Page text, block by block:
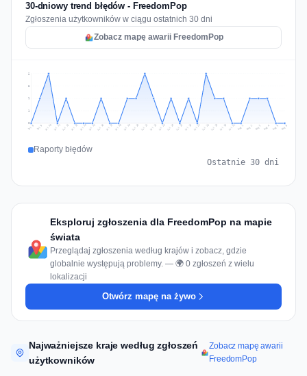
30-dniowy trend błędów - FreedomPop
Zgłoszenia użytkowników w ciągu ostatnich 30 dni
Zobacz mapę awarii FreedomPop
1
1
2
2
Jul 8 Jul 9 Jul 10 Jul 11 Jul 12 Jul 13 Jul 14 Jul 15 Jul 16 Jul 17 Jul 18 Jul 19 Jul 20 Jul 21 Jul 22 Jul 23 Jul 24 Jul 25 Jul 26 Jul 27 Jul 28 Jul 29 Jul 30 Jul 31 Aug 1 Aug 2 Aug 3 Aug 4 Aug 5 Aug 6
Raporty błędów
Ostatnie 30 dni
Eksploruj zgłoszenia dla FreedomPop na mapie
świata
Przeglądaj zgłoszenia według krajów i zobacz, gdzie
globalnie występują problemy. — 🌍 0 zgłoszeń z wielu
lokalizacji
Otwórz mapę na żywo
Najważniejsze kraje według zgłoszeń
użytkowników
Zobacz mapę awarii
FreedomPop